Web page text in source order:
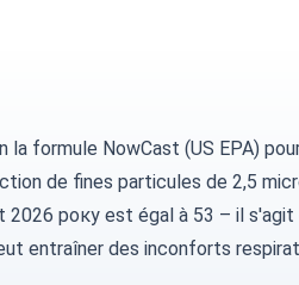
la formule NowCast (US EPA)
de fines particules de 2,5
2026 року est égal à 53 – il s'agit
entraîner des inconforts